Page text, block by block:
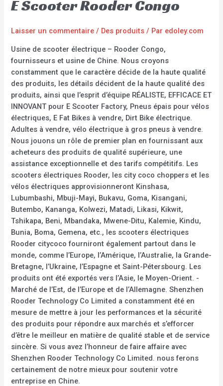
E Scooter Rooder Congo
Laisser un commentaire / Des produits / Par edoley.com
Usine de scooter électrique – Rooder Congo,
fournisseurs et usine de Chine. Nous croyons
constamment que le caractère décide de la haute qualité
des produits, les détails décident de la haute qualité des
produits, ainsi que l’esprit d’équipe RÉALISTE, EFFICACE ET
INNOVANT pour E Scooter Factory, Pneus épais pour vélos
électriques, E Fat Bikes à vendre, Dirt Bike électrique.
Adultes à vendre, vélo électrique à gros pneus à vendre.
Nous jouons un rôle de premier plan en fournissant aux
acheteurs des produits de qualité supérieure, une
assistance exceptionnelle et des tarifs compétitifs. Les
scooters électriques Rooder, les city coco choppers et les
vélos électriques approvisionneront Kinshasa,
Lubumbashi, Mbuji-Mayi, Bukavu, Goma, Kisangani,
Butembo, Kananga, Kolwezi, Matadi, Likasi, Kikwit,
Tshikapa, Beni, Mbandaka, Mwene-Ditu, Kalemie, Kindu,
Bunia, Boma, Gemena, etc., les scooters électriques
Rooder citycoco fourniront également partout dans le
monde, comme l’Europe, l’Amérique, l’Australie, la Grande-
Bretagne, l’Ukraine, l’Espagne et Saint-Pétersbourg. Les
produits ont été exportés vers l’Asie, le Moyen-Orient. -
Marché de l’Est, de l’Europe et de l’Allemagne. Shenzhen
Rooder Technology Co Limited a constamment été en
mesure de mettre à jour les performances et la sécurité
des produits pour répondre aux marchés et s’efforcer
d’être le meilleur en matière de qualité stable et de service
sincère. Si vous avez l’honneur de faire affaire avec
Shenzhen Rooder Technology Co Limited. nous ferons
certainement de notre mieux pour soutenir votre
entreprise en Chine.